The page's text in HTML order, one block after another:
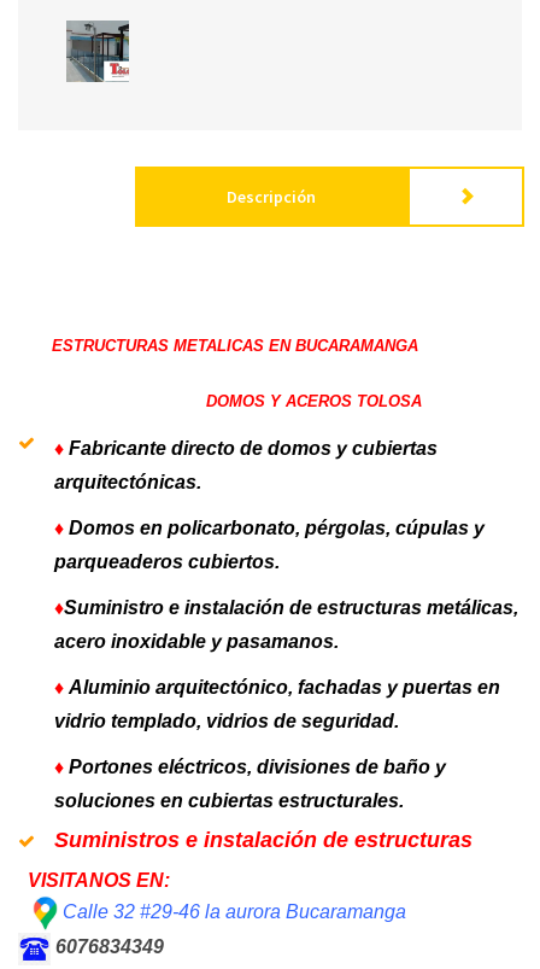
Descripción
ESTRUCTURAS METALICAS EN BUCARAMANGA
DOMOS Y ACEROS TOLOSA
♦ Fabricante directo de domos y cubiertas
arquitectónicas.
♦ Domos en policarbonato, pérgolas, cúpulas y
parqueaderos cubiertos.
♦Suministro e instalación de estructuras metálicas,
acero inoxidable y pasamanos.
♦ Aluminio arquitectónico, fachadas y puertas en
vidrio templado, vidrios de seguridad.
♦ Portones eléctricos, divisiones de baño y
soluciones en cubiertas estructurales.
Suministros e instalación de estructuras
VISITANOS EN:
Calle 32 #29-46 la aurora Bucaramanga
6076834349